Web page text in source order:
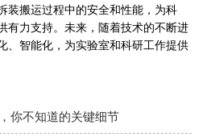
装搬运过程中的安全和性能，为科
有力支持。未来，随着技术的不断进
、智能化，为实验室和科研工作提供
你不知道的关键细节